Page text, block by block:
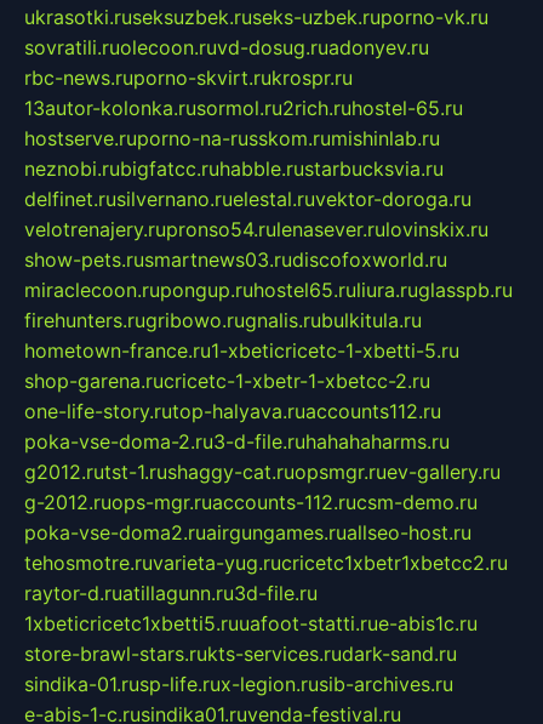
ukrasotki.ruseksuzbek.ruseks-uzbek.ruporno-vk.ru
sovratili.ruolecoon.ruvd-dosug.ruadonyev.ru
rbc-news.ruporno-skvirt.rukrospr.ru
13autor-kolonka.rusormol.ru2rich.ruhostel-65.ru
hostserve.ruporno-na-russkom.rumishinlab.ru
neznobi.rubigfatcc.ruhabble.rustarbucksvia.ru
delfinet.rusilvernano.ruelestal.ruvektor-doroga.ru
velotrenajery.rupronso54.rulenasever.rulovinskix.ru
show-pets.rusmartnews03.rudiscofoxworld.ru
miraclecoon.rupongup.ruhostel65.ruliura.ruglasspb.ru
firehunters.rugribowo.rugnalis.rubulkitula.ru
hometown-france.ru1-xbeticricetc-1-xbetti-5.ru
shop-garena.rucricetc-1-xbetr-1-xbetcc-2.ru
one-life-story.rutop-halyava.ruaccounts112.ru
poka-vse-doma-2.ru3-d-file.ruhahahaharms.ru
g2012.rutst-1.rushaggy-cat.ruopsmgr.ruev-gallery.ru
g-2012.ruops-mgr.ruaccounts-112.rucsm-demo.ru
poka-vse-doma2.ruairgungames.ruallseo-host.ru
tehosmotre.ruvarieta-yug.rucricetc1xbetr1xbetcc2.ru
raytor-d.ruatillagunn.ru3d-file.ru
1xbeticricetc1xbetti5.ruuafoot-statti.rue-abis1c.ru
store-brawl-stars.rukts-services.rudark-sand.ru
sindika-01.rusp-life.rux-legion.rusib-archives.ru
e-abis-1-c.rusindika01.ruvenda-festival.ru